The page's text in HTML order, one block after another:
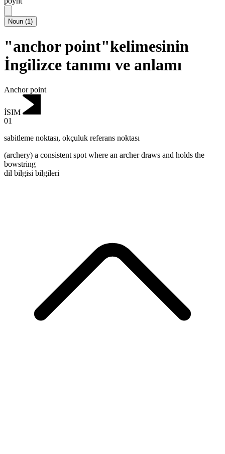
Noun (1)
"anchor point"kelimesinin
İngilizce tanımı ve anlamı
Anchor point
İSIM
01
sabitleme noktası, okçuluk referans noktası
(archery) a consistent spot where an archer draws and holds the
bowstring
dil bilgisi bilgileri